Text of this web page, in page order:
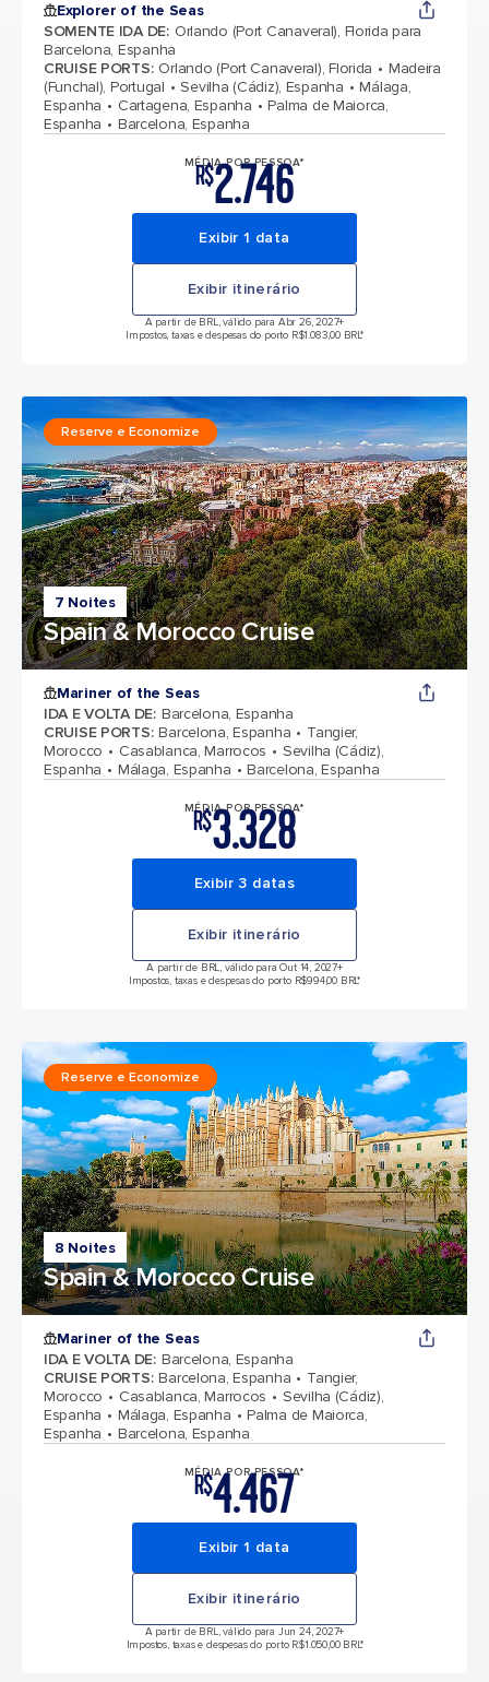
Explorer of the Seas
SOMENTE IDA DE: Orlando (Port Canaveral), Florida para
Barcelona, Espanha
CRUISE PORTS: Orlando (Port Canaveral), Florida
Madeira
(Funchal), Portugal
Sevilha (Cádiz), Espanha
Málaga,
Espanha
Cartagena, Espanha
Palma de Maiorca,
Espanha
Barcelona, Espanha
MÉDIA POR PESSOA*
R$2.746
Exibir 1 data
Exibir itinerário
A partir de BRL, válido para Abr 26, 2027+
Impostos, taxas e despesas do porto R$1.083,00 BRL*
7 Noites
Spain & Morocco Cruise
Reserve e Economize
Mariner of the Seas
IDA E VOLTA DE: Barcelona, Espanha
CRUISE PORTS: Barcelona, Espanha
Tangier,
Morocco
Casablanca, Marrocos
Sevilha (Cádiz),
Espanha
Málaga, Espanha Barcelona, Espanha
MÉDIA POR PESSOA*
R$3.328
Exibir 3 datas
Exibir itinerário
A partir de BRL, válido para Out 14, 2027+
Impostos, taxas e despesas do porto R$994,00 BRL*
8 Noites
Spain & Morocco Cruise
Reserve e Economize
Mariner of the Seas
IDA E VOLTA DE: Barcelona, Espanha
CRUISE PORTS: Barcelona, Espanha
Tangier,
Morocco
Casablanca, Marrocos
Sevilha (Cádiz),
Espanha
Málaga, Espanha
Palma de Maiorca,
Espanha
Barcelona, Espanha
MÉDIA POR PESSOA*
R$4.467
Exibir 1 data
Exibir itinerário
A partir de BRL, válido para Jun 24, 2027+
Impostos, taxas e despesas do porto R$1.050,00 BRL*